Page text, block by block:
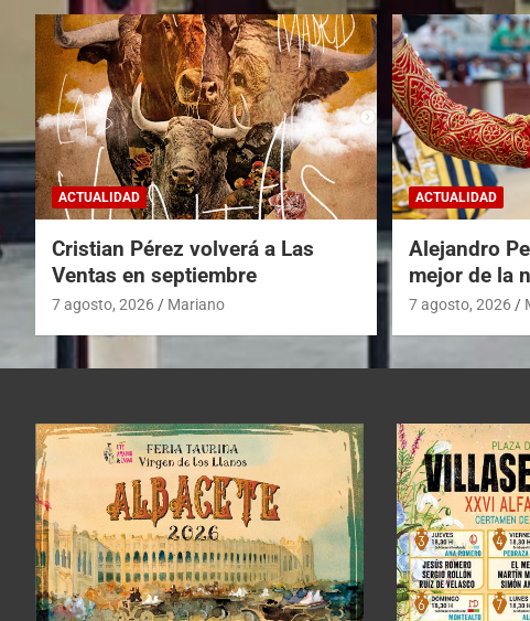
ACTUALIDAD
Cristian Pérez volverá a Las
Ventas en septiembre
7 agosto, 2026 Mariano
ACTUALIDAD
Alejandro
mejor de la
7 agosto, 2026